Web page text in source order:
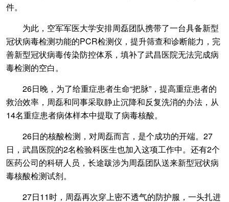
件。
为此，空军军医大学安排周磊团队携带了一台具备新型
冠状病毒检测功能的PCR检测仪，提升筛查和诊断能力，完
善新型冠状病毒传染防控体系，填补了武昌医院无法完成病
毒检测的空白。
26日晚，为了给重症患者生命“把脉”，提高重症患者的
救治效率，周磊和同事采取静止沉降和反复洗消的办法，从
14名重症患者病体样本中提取了病毒核酸。
26日的核酸检测，对周磊而言，是个成功的开端。27
日，武昌医院的2名检验科医生也加入这项工作中。还有2个
医药公司的科研人员，长途跋涉为周磊团队送来新型冠状病
毒核酸检测试剂。
27日11时，周磊再次穿上密不透气的防护服，一头扎进